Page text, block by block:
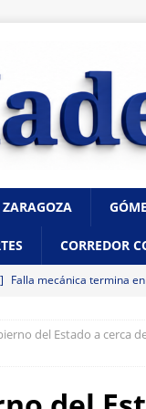
CORREDOR
Falla mecánica termina
] Cuenta Municipio con
Todo listo: hoy inaugura
del Estado a cerca